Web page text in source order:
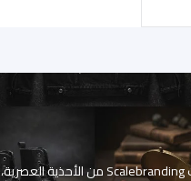
كن السبّاق واستمتع بتجربة تسوق مميزة مع منتجات Scalebranding من الأحذية العصرية،